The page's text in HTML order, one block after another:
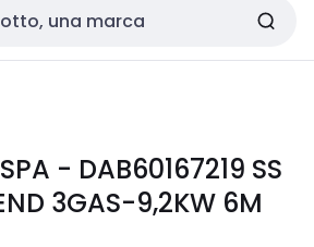
- DAB60167219 SS
3GAS-9,2KW 6M